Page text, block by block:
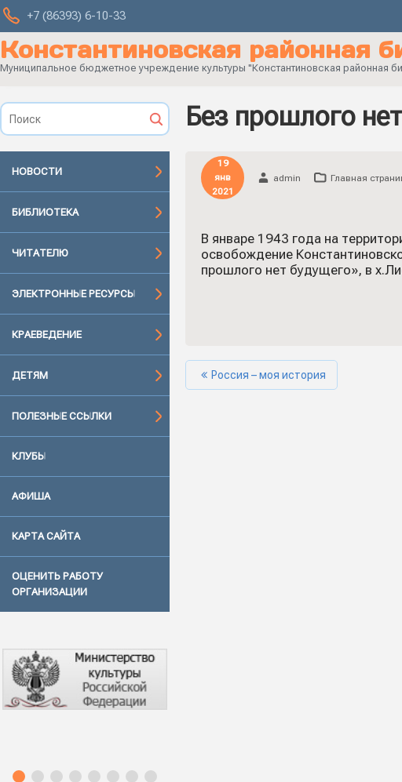
+7 (86393) 6-10-33
Константиновская районная
Муниципальное бюджетное учреждение культуры "Константиновская
НОВОСТИ
БИБЛИОТЕКА
ЧИТАТЕЛЮ
ЭЛЕКТРОННЫЕ РЕСУРСЫ
КРАЕВЕДЕНИЕ
ДЕТЯМ
ПОЛЕЗНЫЕ ССЫЛКИ
КЛУБЫ
АФИША
КАРТА САЙТА
ОЦЕНИТЬ РАБОТУ
ОРГАНИЗАЦИИ
Без прошлого
19
янв
2021
admin Главная
В январе 1943 года на
освобождение
прошлого нет будущего», в
Россия – моя история